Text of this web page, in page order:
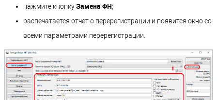
нажмите кнопкуЗамена ФН;
распечатается отчет о перерегистрации и появится окно со
всеми параметрами перерегистрации.